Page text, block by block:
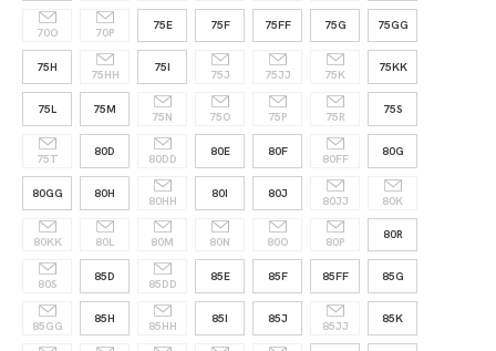
70O 70P
75E 75F 75FF 75G 75GG
75H
75HH
75I
75J 75JJ 75K
75KK
75L 75M
75N 75O 75P 75R
75S
75T
80D
80DD
80E 80F
80FF
80G
80GG 80H
80HH
80I 80J
80JJ 80K
80KK 80L 80M 80N 80O 80P
80R
80S
85D
85DD
85E 85F 85FF 85G
85GG
85H
85HH
85I 85J
85JJ
85K